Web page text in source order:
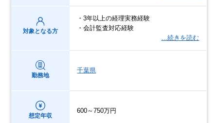
対象となる方
・3年以上の経理実務経験
・会計監査対応経験
…続きを読む
勤務地
千葉県
想定年収
600～750万円